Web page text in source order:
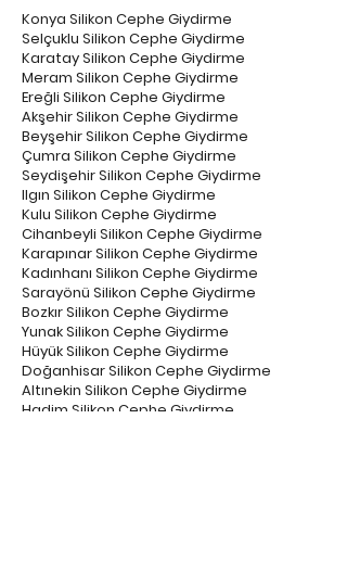
Konya Silikon Cephe Giydirme
Selçuklu Silikon Cephe Giydirme
Karatay Silikon Cephe Giydirme
Meram Silikon Cephe Giydirme
Ereğli Silikon Cephe Giydirme
Akşehir Silikon Cephe Giydirme
Beyşehir Silikon Cephe Giydirme
Çumra Silikon Cephe Giydirme
Seydişehir Silikon Cephe Giydirme
Ilgın Silikon Cephe Giydirme
Kulu Silikon Cephe Giydirme
Cihanbeyli Silikon Cephe Giydirme
Karapınar Silikon Cephe Giydirme
Kadınhanı Silikon Cephe Giydirme
Sarayönü Silikon Cephe Giydirme
Bozkır Silikon Cephe Giydirme
Yunak Silikon Cephe Giydirme
Hüyük Silikon Cephe Giydirme
Doğanhisar Silikon Cephe Giydirme
Altınekin Silikon Cephe Giydirme
Hadim Silikon Cephe Giydirme